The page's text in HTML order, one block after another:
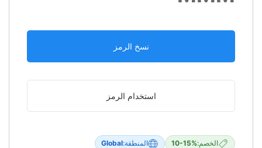
نسخ الرمز
استخدام الرمز
الخصم:10-15% المنطقة:Global